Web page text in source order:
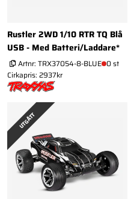
Rustler 2WD 1/10 RTR TQ Blå
USB - Med Batteri/Laddare*
Artnr: TRX37054-8-BLUE 0 st
Cirkapris: 2937kr
UTGÅTT